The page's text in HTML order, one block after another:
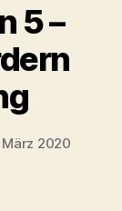
5 –
März 2020